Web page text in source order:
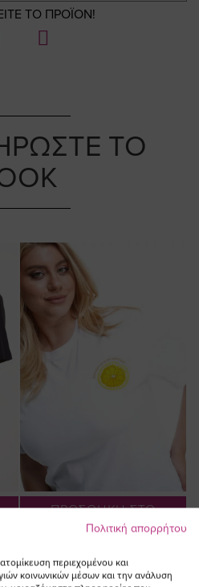
ΤΟ ΠΡΟΪΟΝ!
ΤΟ
ΠΡΟΣΘΗΚΗ ΣΤΟ
ΚΑΛΑΘΙ
λευκό χρώμα plus size
Πολιτική απορρήτου
περιεχομένου και
κοινωνικών μέσων και την ανάλυση